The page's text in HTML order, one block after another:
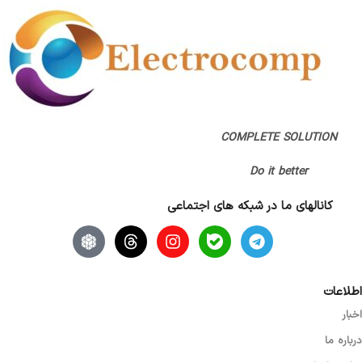
نوع اتصال بلوتوث / دانگل
اصالت کالا
COMPLETE SOLUTION
Do it better
کانالهای ما در شبکه های اجتماعی
اطلاعات
اخبار
درباره ما